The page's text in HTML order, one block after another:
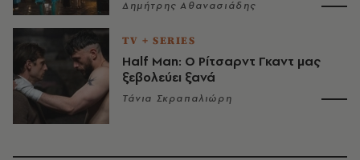
Δημήτρης Αθανασιάδης
TV + SERIES
Half Man: Ο Ρίτσαρντ Γκαντ μας
ξεβολεύει ξανά
Τάνια Σκραπαλιώρη